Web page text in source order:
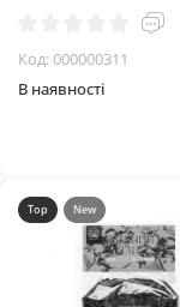
Код: 000000311
В наявності
Top New